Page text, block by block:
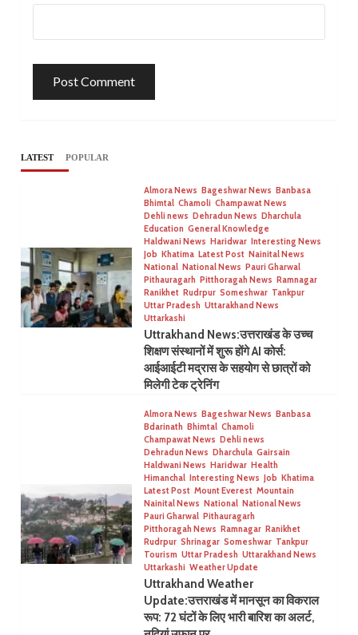
LATEST POPULAR
Almora News Bageshwar News Banbasa
Bhimtal Chamoli Champawat News
Dehli news Dehradun News Dharchula
Education General Knowledge
Haldwani News Haridwar Interesting News
Job Khatima Latest Post Nainital News
National National News Pauri Gharwal
Pithauragarh Pitthoragah News Ramnagar
Ranikhet Rudrpur Someshwar Tankpur
Uttar Pradesh Uttarakhand News
Uttarkashi
Uttrakhand News:उत्तराखंड के उच्च
शिक्षण संस्थानों में शुरू होंगे AI कोर्स:
आईआईटी मद्रास के सहयोग से छात्रों को
मिलेगी टेक ट्रेनिंग
Almora News Bageshwar News Banbasa
Bdarinath Bhimtal Chamoli
Champawat News Dehli news
Dehradun News Dharchula Gairsain
Haldwani News Haridwar Health
Himanchal Interesting News Job Khatima
Latest Post Mount Everest Mountain
Nainital News National National News
Pauri Gharwal Pithauragarh
Pitthoragah News Ramnagar Ranikhet
Rudrpur Shrinagar Someshwar Tankpur
Tourism Uttar Pradesh Uttarakhand News
Uttarkashi Weather Update
Uttrakhand Weather
Update:उत्तराखंड में मानसून का विकराल
रूप: 72 घंटों के लिए भारी बारिश का अलर्ट,